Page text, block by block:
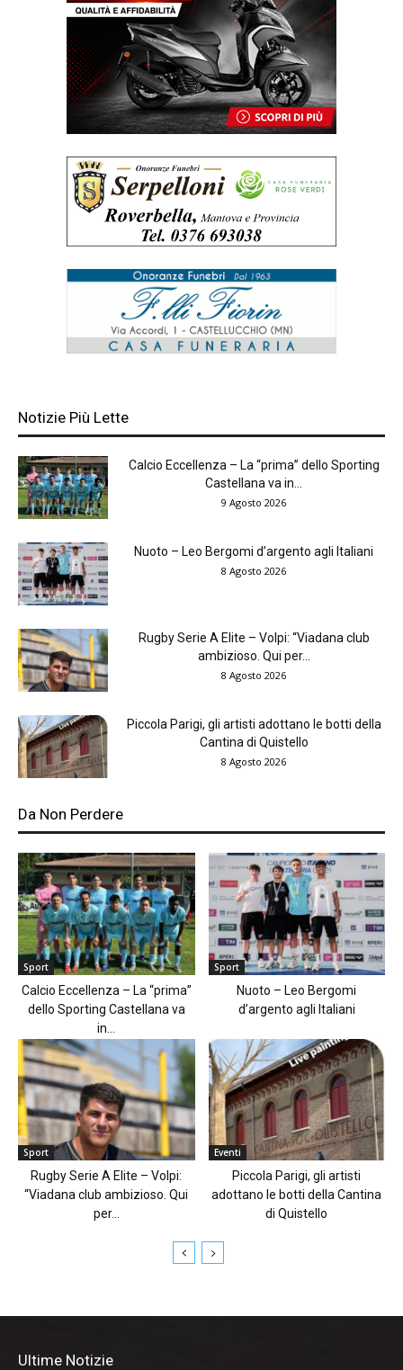
Notizie Più Lette
Calcio Eccellenza – La “prima” dello Sporting
Castellana va in...
9 Agosto 2026
Nuoto – Leo Bergomi d’argento agli Italiani
8 Agosto 2026
Rugby Serie A Elite – Volpi: “Viadana club
ambizioso. Qui per...
8 Agosto 2026
Piccola Parigi, gli artisti adottano le botti della
Cantina di Quistello
8 Agosto 2026
Da Non Perdere
Sport
Calcio Eccellenza – La “prima”
dello Sporting Castellana va
in...
Sport
Nuoto – Leo Bergomi
d’argento agli Italiani
Sport
Rugby Serie A Elite – Volpi:
“Viadana club ambizioso. Qui
per...
Eventi
Piccola Parigi, gli artisti
adottano le botti della Cantina
di Quistello
Ultime Notizie